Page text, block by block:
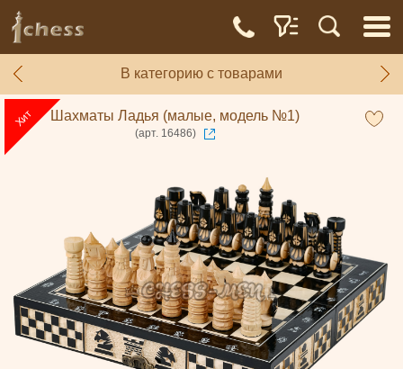
В категорию с товарами
Шахматы Ладья (малые, модель №1)
(арт. 16486)